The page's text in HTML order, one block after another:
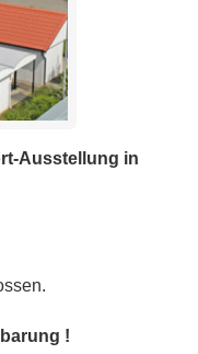
Ausstellung in
!